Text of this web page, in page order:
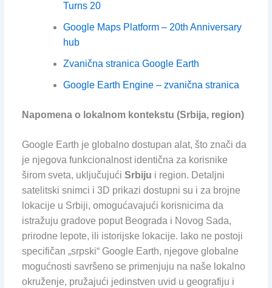
Turns 20
Google Maps Platform – 20th Anniversary
hub
Zvanična stranica Google Earth
Google Earth Engine – zvanična stranica
Napomena o lokalnom kontekstu (Srbija, region)
Google Earth je globalno dostupan alat, što znači da
je njegova funkcionalnost identična za korisnike
širom sveta, uključujući Srbiju i region. Detaljni
satelitski snimci i 3D prikazi dostupni su i za brojne
lokacije u Srbiji, omogućavajući korisnicima da
istražuju gradove poput Beograda i Novog Sada,
prirodne lepote, ili istorijske lokacije. Iako ne postoji
specifičan „srpski“ Google Earth, njegove globalne
mogućnosti savršeno se primenjuju na naše lokalno
okruženje, pružajući jedinstven uvid u geografiju i